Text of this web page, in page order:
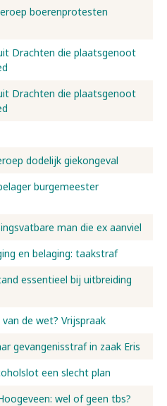
boerenprotesten
Drachten die plaatsgenoot
Drachten die plaatsgenoot
dodelijk giekongeval
burgemeester
man die ex aanviel
en belaging: taakstraf
essentieel bij uitbreiding
van de wet? Vrijspraak
gevangenisstraf in zaak Eris
een slecht plan
wel of geen tbs?